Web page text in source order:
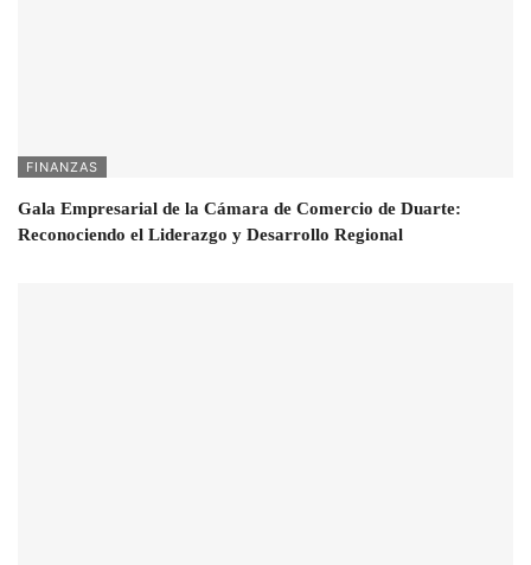
FINANZAS
Gala Empresarial de la Cámara de Comercio de Duarte:
Reconociendo el Liderazgo y Desarrollo Regional